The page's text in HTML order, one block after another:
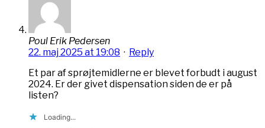
Poul Erik Pedersen
22. maj 2025 at 19:08 · Reply
Et par af sprøjtemidlerne er blevet forbudt i august
2024. Er der givet dispensation siden de er på
listen?
Loading...